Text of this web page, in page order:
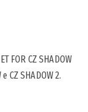
FOR CZ SHADOW
CZ SHADOW 2.